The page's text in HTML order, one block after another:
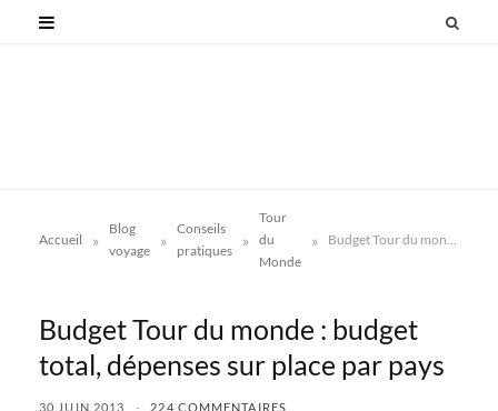
Accueil »
Blog
voyage
»
Conseils
pratiques
»
Tour
du
Monde
» Budget Tour du monde : budget total, dépenses sur place par pays
Budget Tour du monde : budget
total, dépenses sur place par pays
30 JUIN 2013 224 COMMENTAIRES